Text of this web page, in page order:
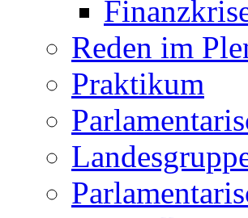
Reden im
Praktikum